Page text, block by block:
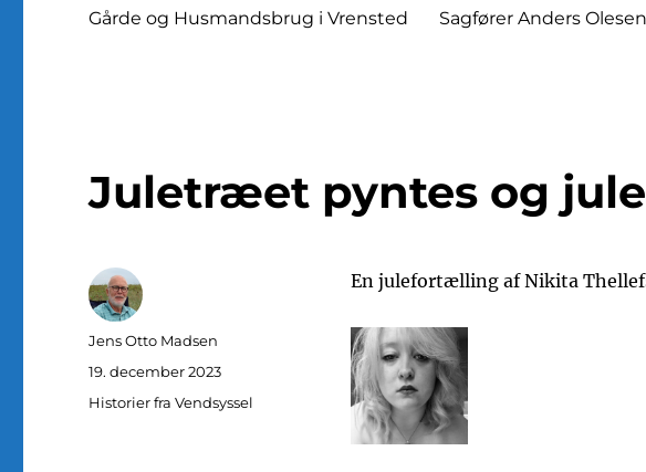
Gårde og Husmandsbrug i Vrensted Sagfører Anders Olesen
Juletræet pyntes og
En julefortælling af Nikita
Forfatter
Jens Otto Madsen
Udgivet
19. december 2023
Kategorier
Historier fra Vendsyssel